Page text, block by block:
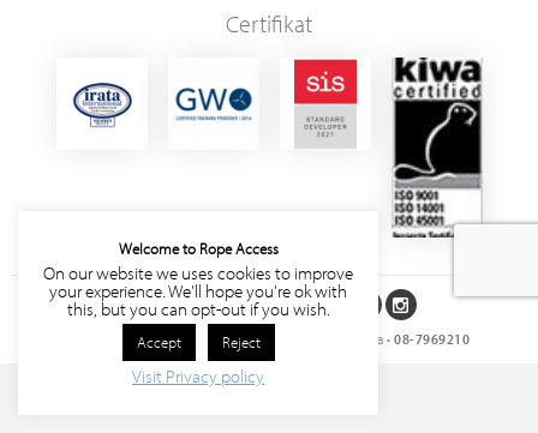
Certifikat
Följ oss på sociala medier
Rope Access Sverige AB • Storgatan 27, 171 63 Solna • 08-7969210
Welcome to Rope Access
On our website we uses cookies to improve
your experience. We'll hope you're ok with
this, but you can opt-out if you wish.
Accept Reject
Visit Privacy policy